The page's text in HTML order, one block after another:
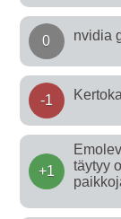
0 nvidia
-1
+1
täytyy